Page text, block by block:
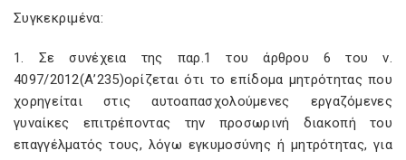
Συγκεκριμένα:
1. Σε συνέχεια της παρ.1 του άρθρου 6 του ν.
4097/2012(Α’235)ορίζεται ότι το επίδομα μητρότητας που
χορηγείται στις αυτοαπασχολούμενες εργαζόμενες
γυναίκες επιτρέποντας την προσωρινή διακοπή του
επαγγέλματός τους, λόγω εγκυμοσύνης ή μητρότητας, για